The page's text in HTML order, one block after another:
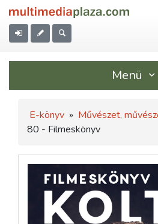
Menü
E-könyv » Művészet,
80 - Filmeskönyv